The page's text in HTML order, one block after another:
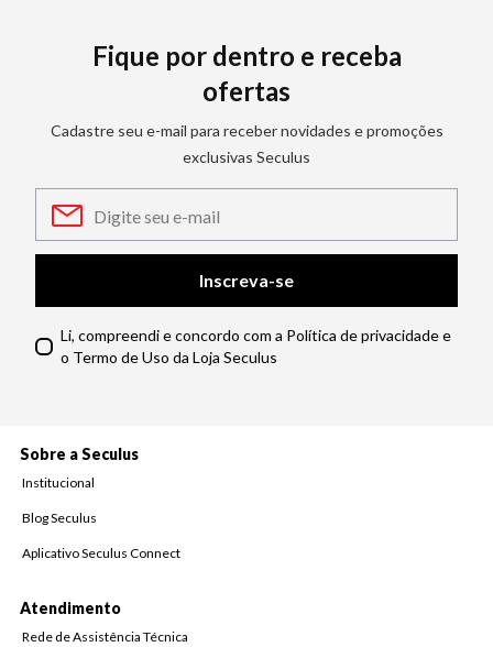
Fique por dentro e receba
ofertas
Cadastre seu e-mail para receber novidades e promoções
exclusivas Seculus
Inscreva-se
Li, compreendi e concordo com a Política de privacidade e
o Termo de Uso da Loja Seculus
Sobre a Seculus
Institucional
Blog Seculus
Aplicativo Seculus Connect
Atendimento
Rede de Assistência Técnica